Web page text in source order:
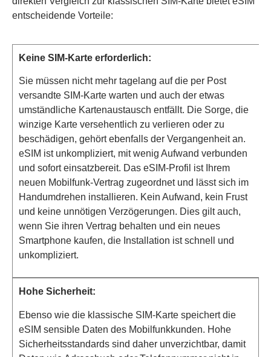
entscheidende Vorteile:
Keine SIM-Karte erforderlich:
Sie müssen nicht mehr tagelang auf die per Post
versandte SIM-Karte warten und auch der etwas
umständliche Kartenaustausch entfällt. Die Sorge, die
winzige Karte versehentlich zu verlieren oder zu
beschädigen, gehört ebenfalls der Vergangenheit an.
eSIM ist unkompliziert, mit wenig Aufwand verbunden
und sofort einsatzbereit. Das eSIM-Profil ist Ihrem
neuen Mobilfunk-Vertrag zugeordnet und lässt sich im
Handumdrehen installieren. Kein Aufwand, kein Frust
und keine unnötigen Verzögerungen. Dies gilt auch,
wenn Sie ihren Vertrag behalten und ein neues
Smartphone kaufen, die Installation ist schnell und
unkompliziert.
Hohe Sicherheit:
Ebenso wie die klassische SIM-Karte speichert die
eSIM sensible Daten des Mobilfunkkunden. Hohe
Sicherheitsstandards sind daher unverzichtbar, damit